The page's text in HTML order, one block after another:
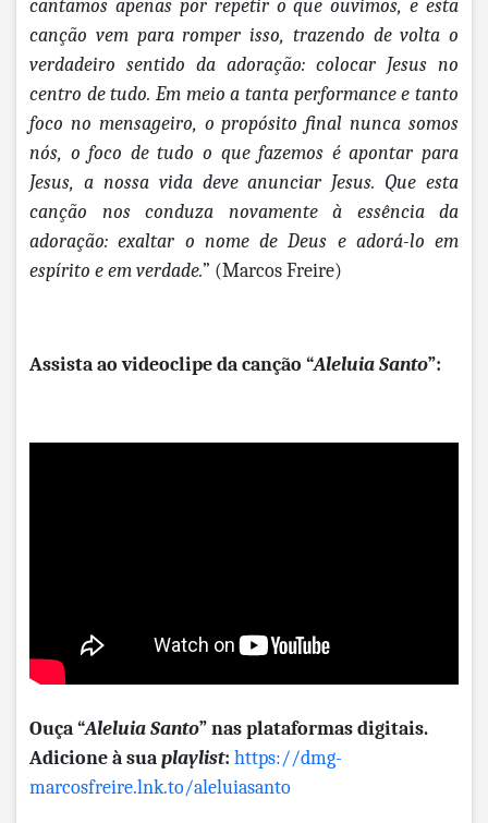
cantamos apenas por repetir o que ouvimos, e esta
canção vem para romper isso, trazendo de volta o
verdadeiro sentido da adoração: colocar Jesus no
centro de tudo. Em meio a tanta performance e tanto
foco no mensageiro, o propósito final nunca somos
nós, o foco de tudo o que fazemos é apontar para
Jesus, a nossa vida deve anunciar Jesus. Que esta
canção nos conduza novamente à essência da
adoração: exaltar o nome de Deus e adorá-lo em
espírito e em verdade.” (Marcos Freire)
Assista ao videoclipe da canção “Aleluia Santo”:
Ouça “Aleluia Santo” nas plataformas digitais.
Adicione à sua playlist: https://dmg-
marcosfreire.lnk.to/aleluiasanto